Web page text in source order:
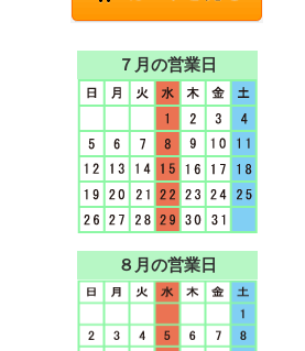
７月の営業日
８月の営業日